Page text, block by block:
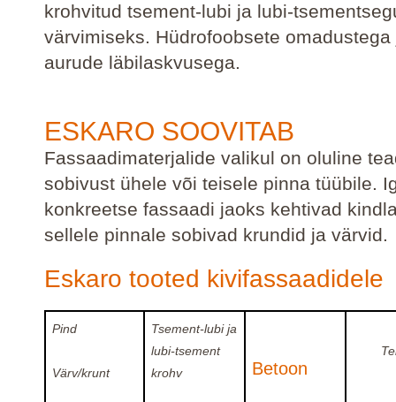
krohvitud tsement-lubi ja lubi-
värvimiseks. Hüdrofoobsete omadustega
aurude läbilaskvusega.
ESKARO SOOVITAB
Fassaadimaterjalide valikul on oluline
sobivust ühele või teisele pinna tüübile.
konkreetse fassaadi jaoks kehtivad
sellele pinnale sobivad krundid ja värvid.
Eskaro tooted kivifassaadidele
Pind
Värv/krunt
Tsement-lubi ja
lubi-tsement
krohv
Betoon